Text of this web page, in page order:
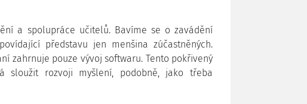
a spolupráce učitelů. Bavíme se o zavádění
představu jen menšina zúčastněných.
zahrnuje pouze vývoj softwaru. Tento pokřivený
sloužit rozvoji myšlení, podobně, jako třeba